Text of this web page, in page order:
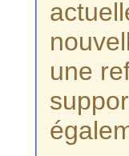
une